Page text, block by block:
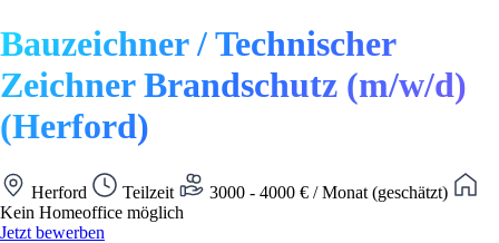
Bauzeichner / Technischer
Zeichner Brandschutz (m/w/d)
(Herford)
Herford Teilzeit
3000 - 4000 € / Monat (geschätzt)
Kein Homeoffice möglich
Jetzt bewerben